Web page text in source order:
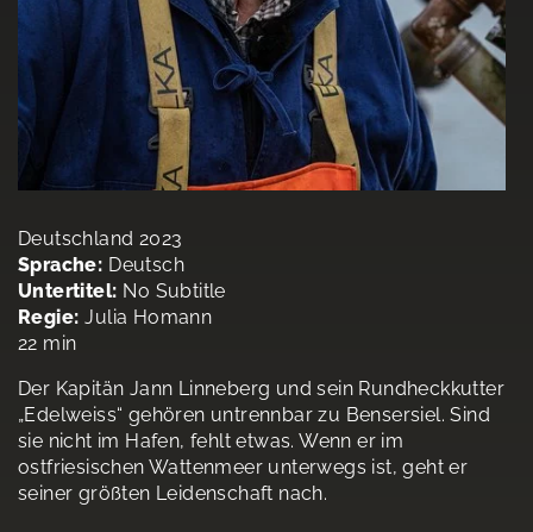
Deutschland 2023
Sprache: Deutsch
Untertitel: No Subtitle
Regie: Julia Homann
22 min
Der Kapitän Jann Linneberg und sein Rundheckkutter
„Edelweiss“ gehören untrennbar zu Bensersiel. Sind
sie nicht im Hafen, fehlt etwas. Wenn er im
ostfriesischen Wattenmeer unterwegs ist, geht er
seiner größten Leidenschaft nach.